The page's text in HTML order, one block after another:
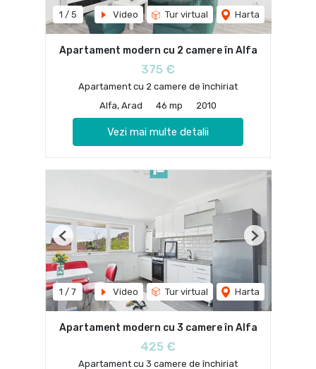
1 / 5 Video Tur virtual Harta
Apartament modern cu 2 camere în Alfa
375 €
Apartament cu 2 camere de închiriat
Alfa, Arad
46 mp 2010
Vezi mai multe detalii
1 / 7 Video Tur virtual Harta
Previous Next
Apartament modern cu 3 camere în Alfa
425 €
Apartament cu 3 camere de închiriat